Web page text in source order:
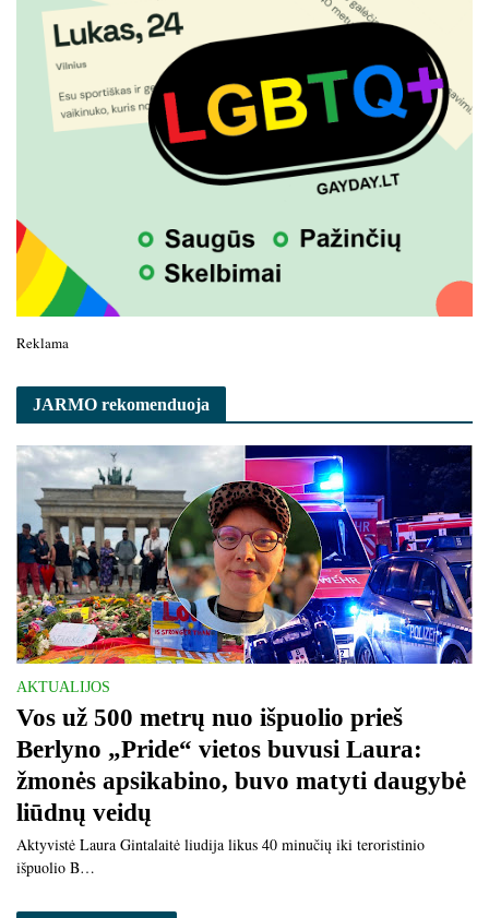
Reklama
JARMO rekomenduoja
AKTUALIJOS
Vos už 500 metrų nuo išpuolio prieš
Berlyno „Pride“ vietos buvusi Laura:
žmonės apsikabino, buvo matyti daugybė
liūdnų veidų
Aktyvistė Laura Gintalaitė liudija likus 40 minučių iki teroristinio
išpuolio B…